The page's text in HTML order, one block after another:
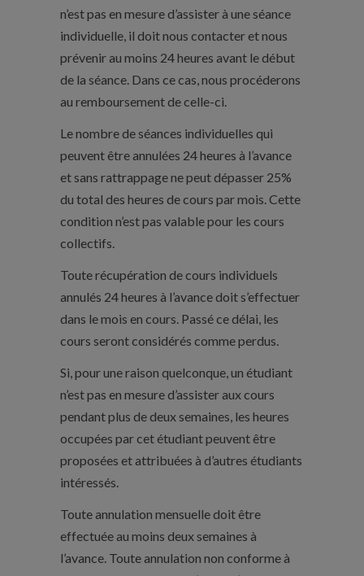
n’est pas en mesure d’assister à une séance
individuelle, il doit nous contacter et nous
prévenir au moins 24 heures avant le début
de la séance. Dans ce cas, nous procéderons
au remboursement de celle-ci.
Le nombre de séances individuelles qui
peuvent être annulées 24 heures à l’avance
et sans rattrappage ne peut dépasser 25%
du total des heures de cours par mois. Cette
condition n’est pas valable pour les cours
collectifs.
Toute récupération de cours individuels
annulés 24 heures à l’avance doit s’effectuer
dans le mois en cours. Passé ce délai, les
cours seront considérés comme perdus.
Si, pour une raison quelconque, un étudiant
n’est pas en mesure d’assister aux cours
pendant plus de deux semaines, les heures
occupées par cet étudiant peuvent être
proposées et attribuées à d’autres étudiants
intéressés.
Toute annulation mensuelle doit être
effectuée au moins deux semaines à
l’avance. Toute annulation non conforme à